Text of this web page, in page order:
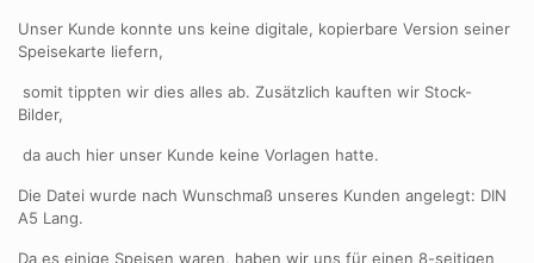
Unser Kunde konnte uns keine digitale, kopierbare Version seiner
Speisekarte liefern,
somit tippten wir dies alles ab. Zusätzlich kauften wir Stock-
Bilder,
da auch hier unser Kunde keine Vorlagen hatte.
Die Datei wurde nach Wunschmaß unseres Kunden angelegt: DIN
A5 Lang.
Da es einige Speisen waren, haben wir uns für einen 8-seitigen